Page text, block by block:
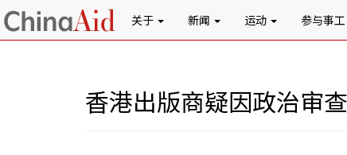
关于 新闻 运动 参与事工
香港出版商疑因政治审